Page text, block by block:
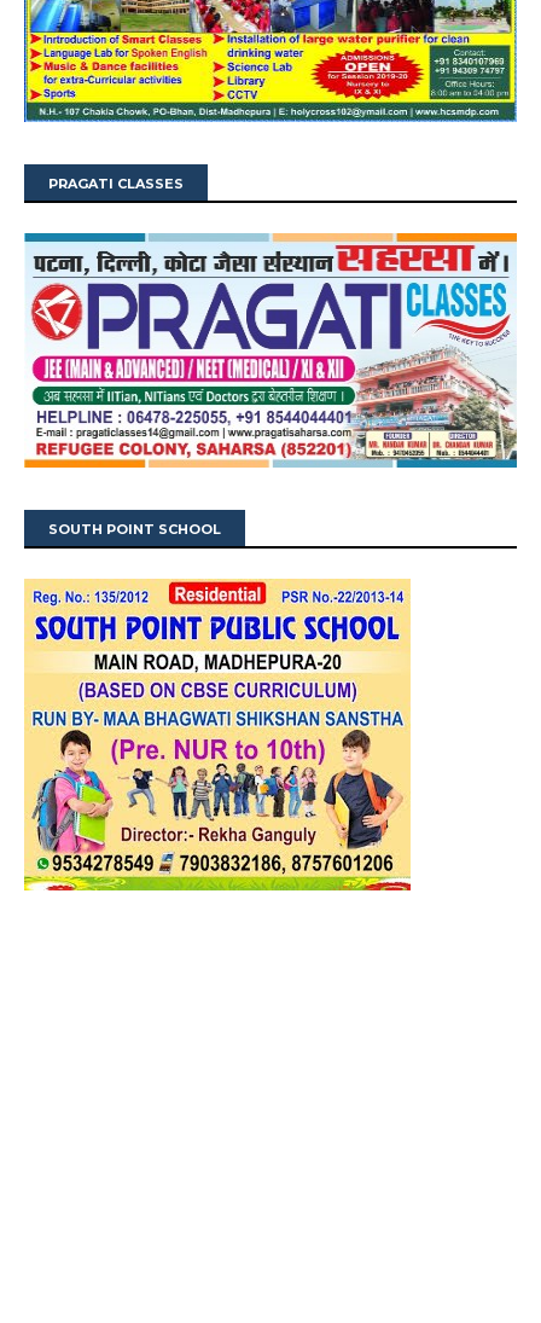
PRAGATI CLASSES
SOUTH POINT SCHOOL